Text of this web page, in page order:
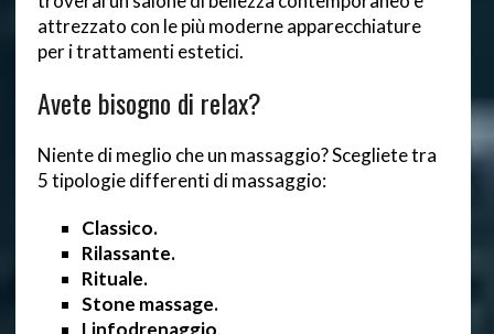
attrezzato con le più moderne apparecchiature
per i trattamenti estetici.
Avete bisogno di relax?
Niente di meglio che un massaggio? Scegliete tra
5 tipologie differenti di massaggio:
Classico.
Rilassante.
Rituale.
Stone massage.
Linfodrenaggio.